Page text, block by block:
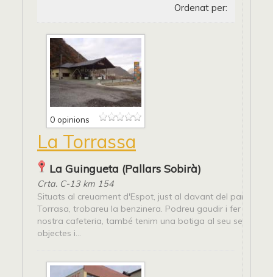
Ordenat per:
0 opinions
La Torrassa
La Guingueta (Pallars Sobirà)
Crta. C-13 km 154
Situats al creuament d'Espot, just al davant del pantà de
Torrasa, trobareu la benzinera. Podreu gaudir i fer una
nostra cafeteria, també tenim una botiga al seu servei
objectes i...